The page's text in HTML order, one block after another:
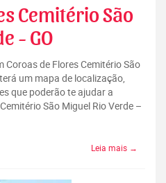
Cemitério São
- GO
de Flores Cemitério São
um mapa de localização,
que poderão te ajudar a
São Miguel Rio Verde –
Leia mais →